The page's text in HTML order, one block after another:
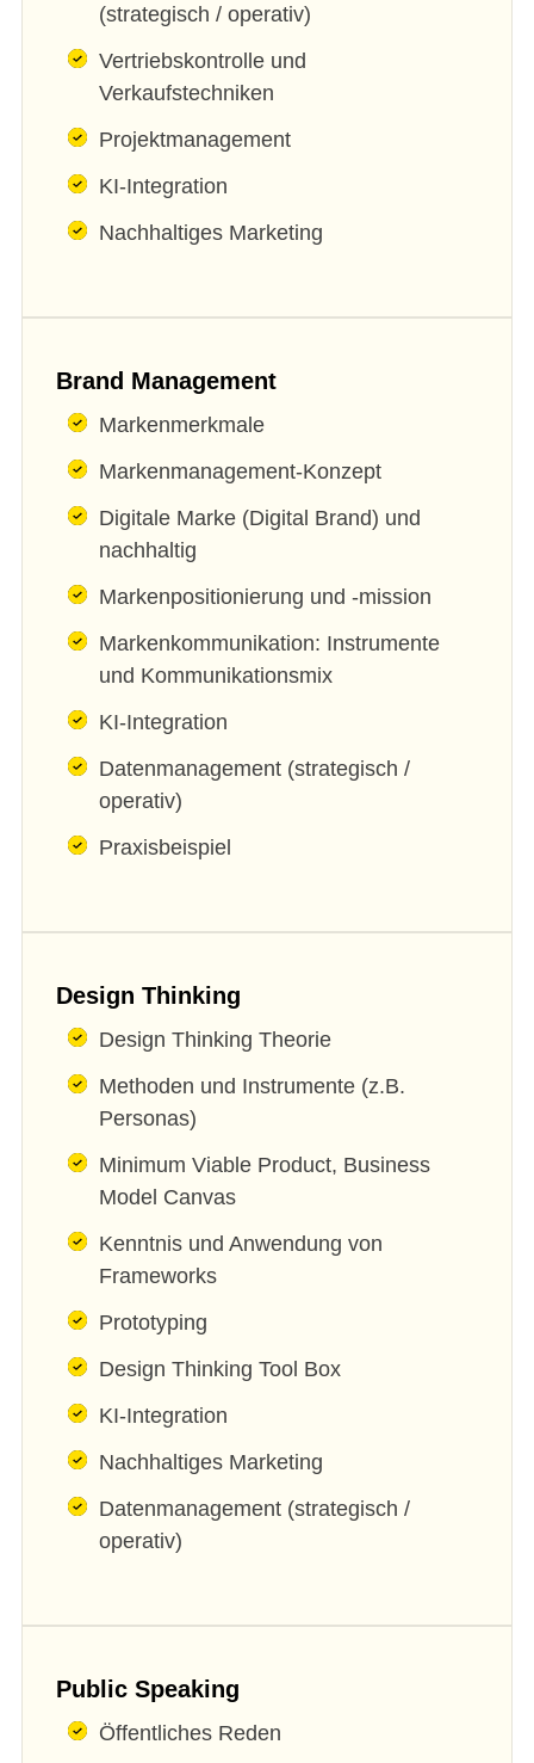
(strategisch / operativ)
Vertriebskontrolle und
Verkaufstechniken
Projektmanagement
KI-Integration
Nachhaltiges Marketing
Brand Management
Markenmerkmale
Markenmanagement-Konzept
Digitale Marke (Digital Brand) und
nachhaltig
Markenpositionierung und -mission
Markenkommunikation: Instrumente
und Kommunikationsmix
KI-Integration
Datenmanagement (strategisch /
operativ)
Praxisbeispiel
Design Thinking
Design Thinking Theorie
Methoden und Instrumente (z.B.
Personas)
Minimum Viable Product, Business
Model Canvas
Kenntnis und Anwendung von
Frameworks
Prototyping
Design Thinking Tool Box
KI-Integration
Nachhaltiges Marketing
Datenmanagement (strategisch /
operativ)
Public Speaking
Öffentliches Reden